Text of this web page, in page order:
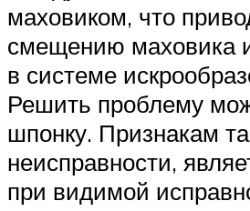
маховиком, что
смещению маховика
в системе
Решить проблему
шпонку. Признакам
неисправности,
при видимой